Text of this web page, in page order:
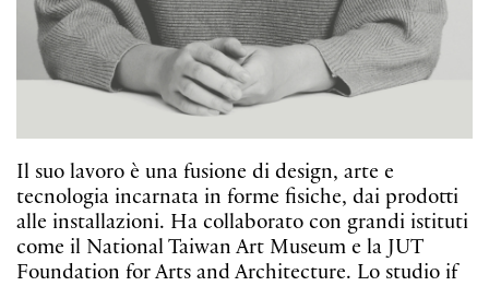
Il suo lavoro è una fusione di design, arte e
tecnologia incarnata in forme fisiche, dai prodotti
alle installazioni. Ha collaborato con grandi istituti
come il National Taiwan Art Museum e la JUT
Foundation for Arts and Architecture. Lo studio if